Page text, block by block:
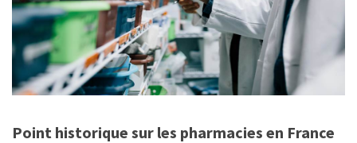
Point historique sur les pharmacies en France